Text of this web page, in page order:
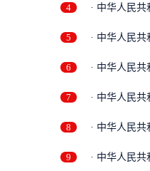
4 · 中华人民
5 · 中华人民
6 · 中华人民
7 · 中华人民
8 · 中华人民
9 · 中华人民